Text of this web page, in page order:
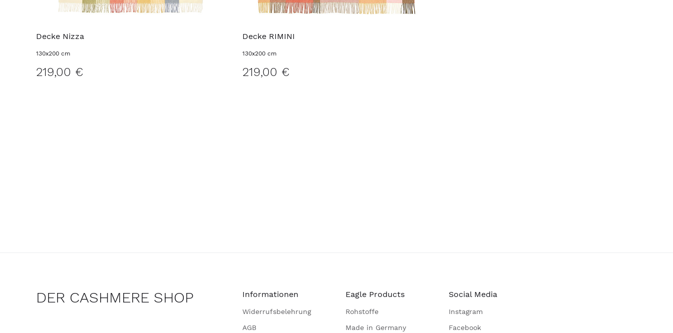
Decke Nizza
130x200 cm
219,00 €
Decke RIMINI
130x200 cm
219,00 €
DER CASHMERE SHOP Informationen
Widerrufsbelehrung
AGB
Eagle Products
Rohstoffe
Made in Germany
Social Media
Instagram
Facebook